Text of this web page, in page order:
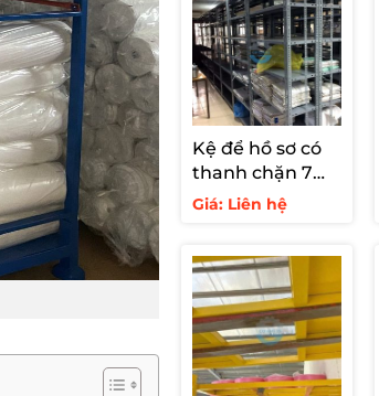
Kệ để hồ sơ có
thanh chặn 7
tầng – 80kg
Giá: Liên hệ